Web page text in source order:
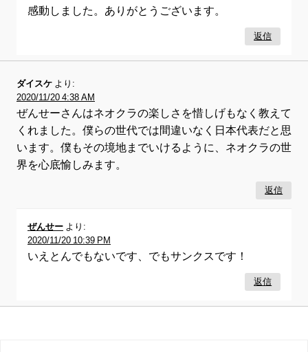
感動しました。ありがとうございます。
返信
ダイスケ より:
2020/11/20 4:38 AM
ぜんせーさんはネオクラの楽しさを惜しげもなく教えて
くれました。僕らの世代では間違いなく日本代表だと思
います。僕もその境地までいけるように、ネオクラの世
界を心底愉しみます。
返信
ぜんせー より:
2020/11/20 10:39 PM
いえとんでもないです、でもサンクスです！
返信